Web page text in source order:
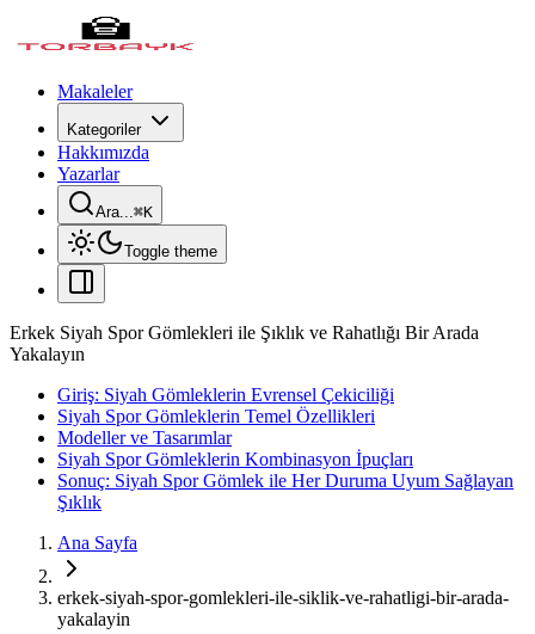
Makaleler
Kategoriler
Hakkımızda
Yazarlar
Ara...⌘K
Toggle theme
Erkek Siyah Spor Gömlekleri ile Şıklık ve Rahatlığı Bir Arada
Yakalayın
Giriş: Siyah Gömleklerin Evrensel Çekiciliği
Siyah Spor Gömleklerin Temel Özellikleri
Modeller ve Tasarımlar
Siyah Spor Gömleklerin Kombinasyon İpuçları
Sonuç: Siyah Spor Gömlek ile Her Duruma Uyum Sağlayan
Şıklık
Ana Sayfa
erkek-siyah-spor-gomlekleri-ile-siklik-ve-rahatligi-bir-arada-
yakalayin